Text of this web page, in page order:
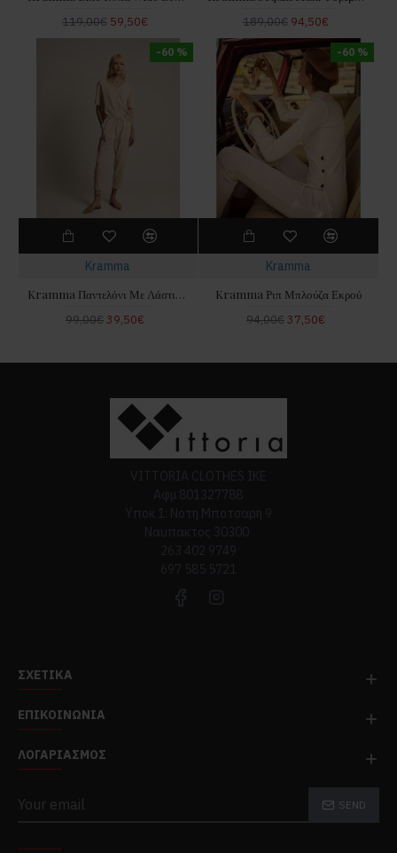
119,00€ 59,50€
189,00€ 94,50€
-60 %
Kramma
Kramma Παντελόνι Με Λάστιχο & Κορδόνι Βανίλια
99,00€39,50€
-60 %
Kramma
Kramma Ριπ Μπλούζα Εκρού
94,00€37,50€
ΣΧΕΤΙΚΆ
ΕΠΙΚΟΙΝΩΝΊΑ
ΛΟΓΑΡΙΑΣΜΌΣ
SEND